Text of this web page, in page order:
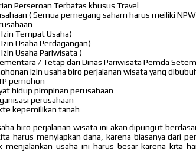
Perseroan Terbatas khusus Travel
( Semua pemegang saham harus meiliki
Izin Tempat Usaha)
Usaha Perdagangan)
Usaha Pariwisata )
/ Tetap dari Dinas Pariwisata Pemda
izin usaha biro perjalanan wisata yang
pemohon
hidup pimpinan perusahaan
perusahaan
kepemilikan tanah
biro perjalanan wisata ini akan dipungut
harus menyiapkan dana, karena biasanya dari
menjalankan usaha ini harus besar karena kita